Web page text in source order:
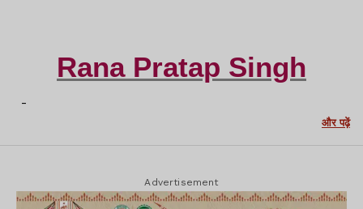
Rana Pratap Singh
-
और पढ़ें
Advertisement